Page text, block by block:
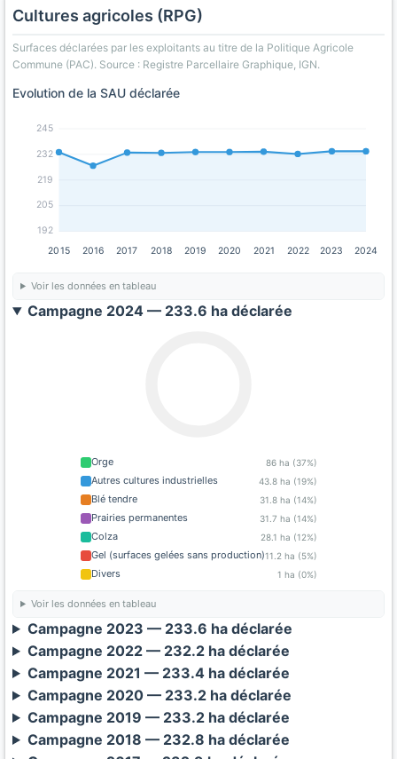
Cultures agricoles (RPG)
Surfaces déclarées par les exploitants au titre de la Politique Agricole
Commune (PAC). Source : Registre Parcellaire Graphique, IGN.
Evolution de la SAU déclarée
192
205
219
232
245
2015 2016 2017 2018 2019 2020 2021 2022 2023 2024
Voir les données en tableau
Campagne 2024 — 233.6 ha déclarée
Orge 86 ha (37%)
Autres cultures industrielles 43.8 ha (19%)
Blé tendre 31.8 ha (14%)
Prairies permanentes 31.7 ha (14%)
Colza 28.1 ha (12%)
Gel (surfaces gelées sans production)11.2 ha (5%)
Divers 1 ha (0%)
Voir les données en tableau
Campagne 2023 — 233.6 ha déclarée
Campagne 2022 — 232.2 ha déclarée
Campagne 2021 — 233.4 ha déclarée
Campagne 2020 — 233.2 ha déclarée
Campagne 2019 — 233.2 ha déclarée
Campagne 2018 — 232.8 ha déclarée